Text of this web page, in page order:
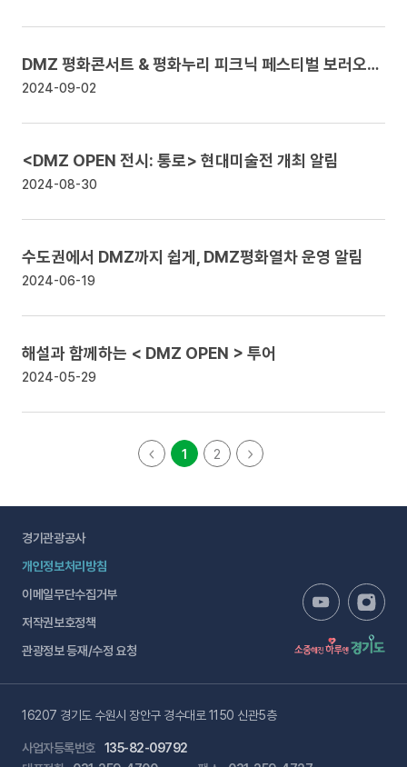
DMZ 평화콘서트 & 평화누리 피크닉 페스티벌 보러오세요!
2024-09-02
<DMZ OPEN 전시: 통로> 현대미술전 개최 알림
2024-08-30
수도권에서 DMZ까지 쉽게, DMZ평화열차 운영 알림
2024-06-19
해설과 함께하는 < DMZ OPEN > 투어
2024-05-29
1 2
경기관광공사
개인정보처리방침
이메일무단수집거부
저작권보호정책
관광정보 등재/수정 요청
16207 경기도 수원시 장안구 경수대로 1150 신관5층
사업자등록번호
135-82-09792